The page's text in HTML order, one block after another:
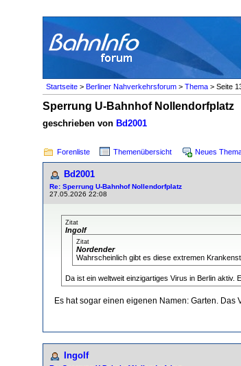
Startseite > Berliner Nahverkehrsforum > Thema > Seite
Sperrung U-Bahnhof Nollendorfplatz
geschrieben von Bd2001
Forenliste Themenübersicht Neues
Bd2001
Re: Sperrung U-Bahnhof Nollendorfplatz
27.05.2026 22:08
Zitat
Ingolf
Zitat
Nordender
Wahrscheinlich gibt es diese extremen
Da ist ein weltweit einzigartiges Virus in Berlin aktiv.
Es hat sogar einen eigenen Namen: Garten. Das
Ingolf